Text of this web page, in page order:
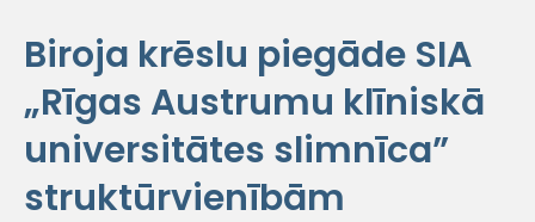
Biroja krēslu piegāde SIA
„Rīgas Austrumu klīniskā
universitātes slimnīca”
struktūrvienībām